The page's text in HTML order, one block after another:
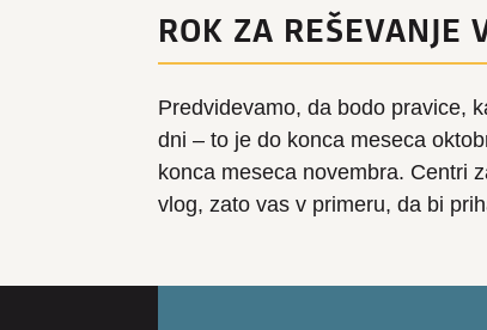
ROK ZA REŠEVANJE
Predvidevamo, da bodo pravice,
dni – to je do konca meseca
konca meseca novembra. Centri
vlog, zato vas v primeru, da bi